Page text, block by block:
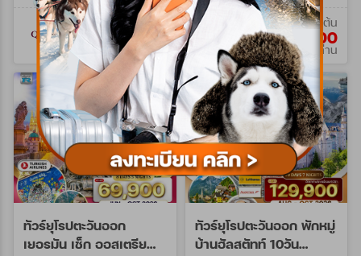
เริ่มต้น
79,900
บาท/ท่าน
เริ่มต้น
129,900
บาท/ท่าน
ทัวร์ยุโรปตะวันออก
เยอรมัน เช็ก ออสเตรีย
ทัวร์ยุโรปตะวันออก พักหมู่
บ้านฮัลสตัทท์ 10วัน